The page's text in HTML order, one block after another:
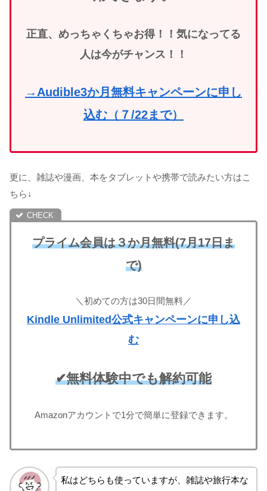
正直、めっちゃくちゃお得！！気になってる
人は今がチャンス！！
→Audible3か月無料キャンペーンに申し
込む（７/22まで）
更に、雑誌や漫画、本をタブレットや携帯で読みたい方はこ
ちら↓
プライム会員は３か月無料(7月17日ま
で)
＼初めての方は30日間無料／
Kindle Unlimited公式キャンペーンに申し込
む
✔無料体験中でも解約可能
Amazonアカウントで1分で簡単に登録できます。
私はどちらも使っていますが、雑誌や旅行本な